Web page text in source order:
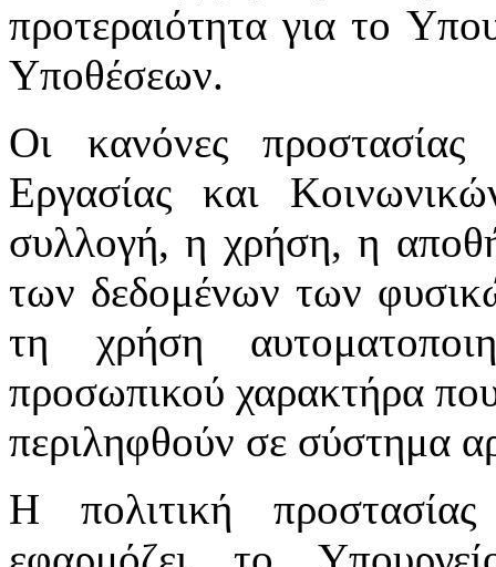
προτεραιότητα για το
Υποθέσεων.
Οι κανόνες
Εργασίας και
συλλογή, η χρήση, η
των δεδομένων των
τη χρήση
προσωπικού χαρακτήρα
περιληφθούν σε σύστημα
Η πολιτική